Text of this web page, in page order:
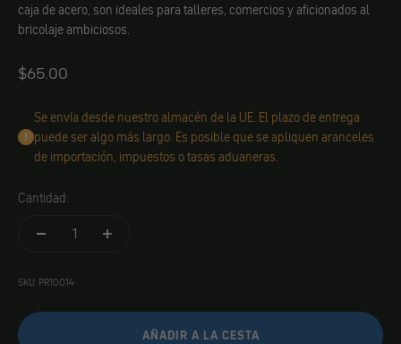
caja de acero, son ideales para talleres, comercios y aficionados al
bricolaje ambiciosos.
Angebot
$65.00
Se envía desde nuestro almacén de la UE. El plazo de entrega
puede ser algo más largo. Es posible que se apliquen aranceles
de importación, impuestos o tasas aduaneras.
Cantidad:
SKU: PR10014
AÑADIR A LA CESTA